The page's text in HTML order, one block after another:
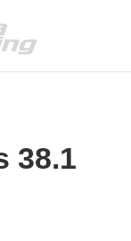
38.1